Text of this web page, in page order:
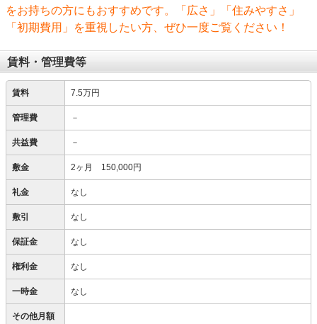
をお持ちの方にもおすすめです。「広さ」「住みやすさ」
「初期費用」を重視したい方、ぜひ一度ご覧ください！
賃料・管理費等
賃料 7.5万円
管理費 －
共益費 －
敷金 2ヶ月 150,000円
礼金 なし
敷引 なし
保証金 なし
権利金 なし
一時金 なし
その他月額